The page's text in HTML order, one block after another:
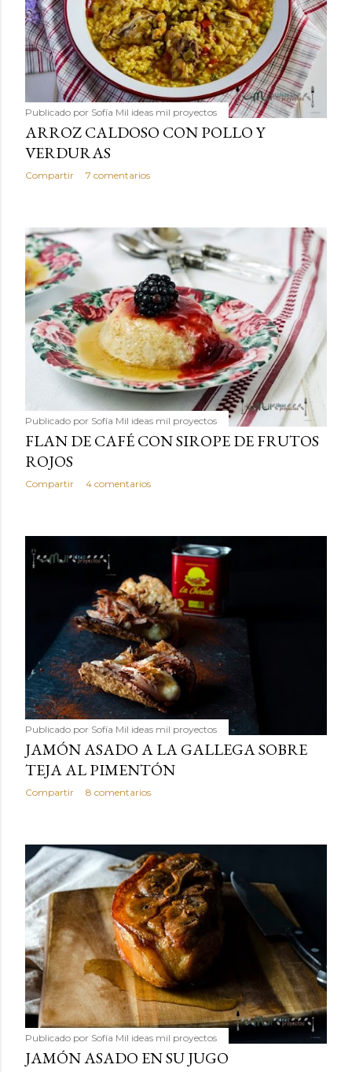
Publicado por Sofía Mil ideas mil proyectos
ARROZ CALDOSO CON POLLO Y
VERDURAS
Compartir 7 comentarios
Publicado por Sofía Mil ideas mil proyectos
FLAN DE CAFÉ CON SIROPE DE FRUTOS
ROJOS
Compartir 4 comentarios
Publicado por Sofía Mil ideas mil proyectos
JAMÓN ASADO A LA GALLEGA SOBRE
TEJA AL PIMENTÓN
Compartir 8 comentarios
Publicado por Sofía Mil ideas mil proyectos
JAMÓN ASADO EN SU JUGO